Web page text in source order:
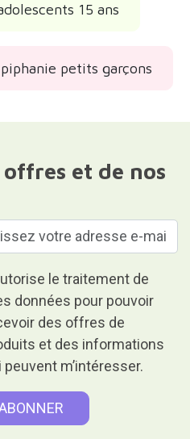
15 ans
petits garçons
et de nos
le traitement de
données pour pouvoir
des offres de
et des informations
peuvent m’intéresser.